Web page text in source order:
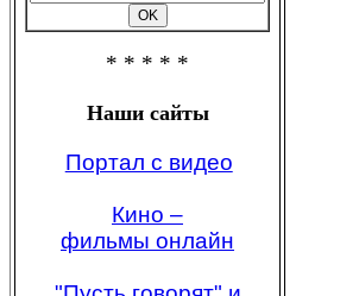
* * * * *
Наши сайты
Портал с видео
Кино –
фильмы онлайн